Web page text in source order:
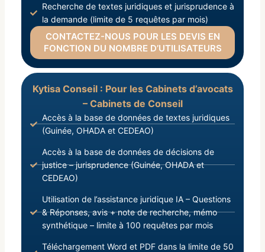
Recherche de textes juridiques et jurisprudence à
la demande (limite de 5 requêtes par mois)
CONTACTEZ-NOUS POUR LES DEVIS EN
FONCTION DU NOMBRE D’UTILISATEURS
Kytisa Conseil : Pour les Cabinets d’avocats
– Cabinets de Conseil
Accès à la base de données de textes juridiques
(Guinée, OHADA et CEDEAO)
Accès à la base de données de décisions de
justice – jurisprudence (Guinée, OHADA et
CEDEAO)
Utilisation de l’assistance juridique IA – Questions
& Réponses, avis + note de recherche, mémo
synthétique – limite à 100 requêtes par mois
Téléchargement Word et PDF dans la limite de 50